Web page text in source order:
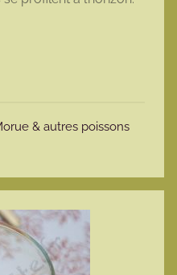
& autres poissons